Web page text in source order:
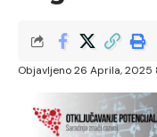
Objavljeno 26 Aprila, 2025